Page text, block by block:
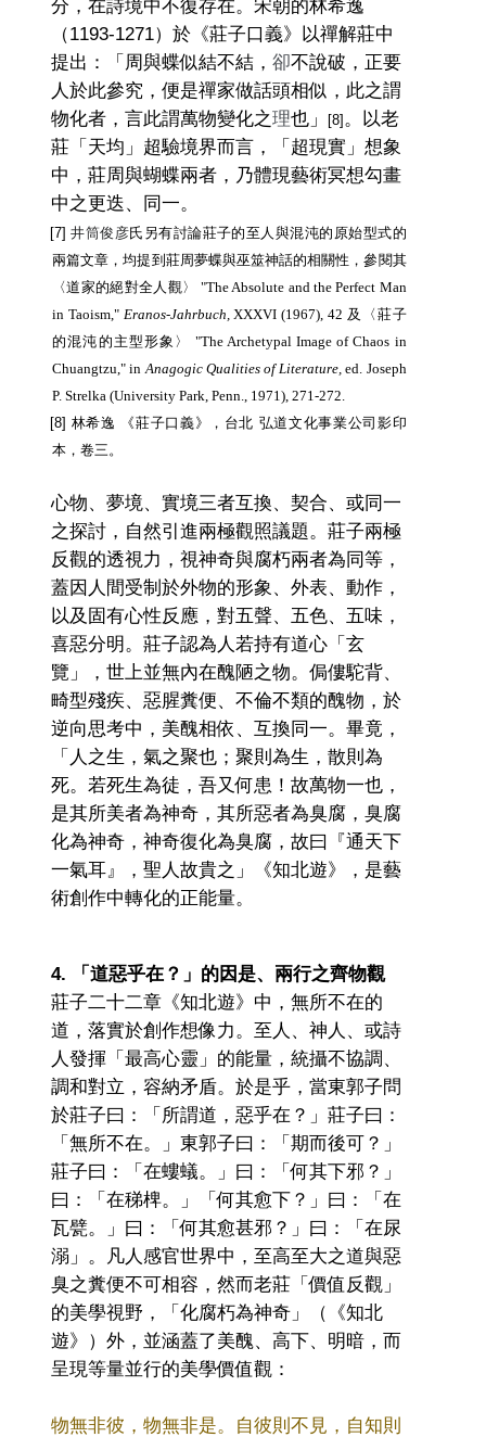
分，在詩境中不復存在。宋朝的林希逸
（1193-1271）於《莊子口義》以禪解莊中
提出：「周與蝶似結不結， 卻不說破，正要
人於此參究，便是禪家做話頭相似，此之謂
物化者，言此謂萬物變化之理也」 [8] 。以老
莊「天均」超驗境界而言，「超現實」想象
中，莊周與蝴蝶兩者，乃體現藝術冥想勾畫
中之更迭、同一。
[7]井筒俊彦氏另有討論莊子的至人與混沌的原始型式的
兩篇文章，均提到莊周夢蝶與巫筮神話的相關性，參閱其
〈道家的絕對全人觀〉
"The Absolute and the Perfect Man
in Taoism," Eranos-Jahrbuch,XXXVI (1967), 42 及〈莊子
的混沌的主型形象〉
"The Archetypal Image of Chaos in
Chuangtzu," inAnagogic Qualities of Literature, ed. Joseph
P. Strelka (University Park, Penn., 1971), 271-272.
[8] 林希逸 《莊子口義》，台北 弘道文化事業公司影印
本，卷三。
心物、夢境、實境三者互換、契合、或同一
之探討，自然引進兩極觀照議題。莊子兩極
反觀的透視力，視神奇與腐朽兩者為同等，
蓋因人間受制於外物的形象、外表、動作，
以及固有心性反應，對五聲、五色、五味，
喜惡分明。莊子認為人若持有道心「玄
覽」，世上並無內在醜陋之物。侷僂駝背、
畸型殘疾、惡腥糞便、不倫不類的醜物，於
逆向思考中，美醜相依、互換同一。畢竟，
「人之生，氣之聚也；聚則為生，散則為
死。若死生為徒，吾又何患！故萬物一也，
是其所美者為神奇，其所惡者為臭腐，臭腐
化為神奇，神奇復化為臭腐，故曰『通天下
一氣耳』，聖人故貴之」《知北遊》，是藝
術創作中轉化的正能量。
4. 「道惡乎在？」的因是、兩行之齊物觀
莊子二十二章《知北遊》中，無所不在的
道，落實於創作想像力。至人、神人、或詩
人發揮「最高心靈」的能量，統攝不協調、
調和對立，容納矛盾。於是乎，當東郭子問
於莊子曰：「所謂道，惡乎在？」莊子曰：
「無所不在。」東郭子曰：「期而後可？」
莊子曰：「在螻蟻。」曰：「何其下邪？」
曰：「在稊椑。」「何其愈下？」曰：「在
瓦甓。」曰：「何其愈甚邪？」曰：「在尿
溺」。凡人感官世界中，至高至大之道與惡
臭之糞便不可相容 ， 然而老莊「價值反觀」
的美學視野，「化腐朽為神奇」（《知北
遊》）外，並涵蓋了美醜、高下、明暗，而
呈現等量並行的美學價值觀：
物無非彼，物無非是。自彼則不見，自知則